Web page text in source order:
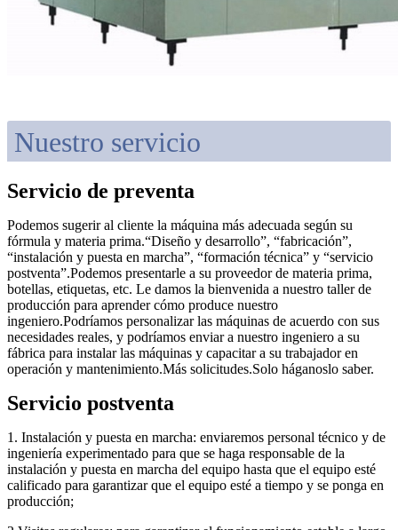
Nuestro servicio
Servicio de preventa
Podemos sugerir al cliente la máquina más adecuada según su
fórmula y materia prima.“Diseño y desarrollo”, “fabricación”,
“instalación y puesta en marcha”, “formación técnica” y “servicio
postventa”.Podemos presentarle a su proveedor de materia prima,
botellas, etiquetas, etc. Le damos la bienvenida a nuestro taller de
producción para aprender cómo produce nuestro
ingeniero.Podríamos personalizar las máquinas de acuerdo con sus
necesidades reales, y podríamos enviar a nuestro ingeniero a su
fábrica para instalar las máquinas y capacitar a su trabajador en
operación y mantenimiento.Más solicitudes.Solo háganoslo saber.
Servicio postventa
1. Instalación y puesta en marcha: enviaremos personal técnico y de
ingeniería experimentado para que se haga responsable de la
instalación y puesta en marcha del equipo hasta que el equipo esté
calificado para garantizar que el equipo esté a tiempo y se ponga en
producción;